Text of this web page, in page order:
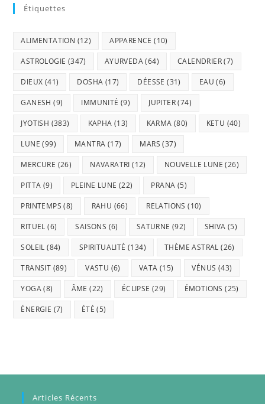
Étiquettes
ALIMENTATION (12) APPARENCE (10)
ASTROLOGIE (347) AYURVEDA(64) CALENDRIER(7)
DIEUX (41) DOSHA (17) DÉESSE (31) EAU (6)
GANESH (9) IMMUNITÉ (9) JUPITER(74)
JYOTISH (383) KAPHA (13) KARMA (80) KETU (40)
LUNE (99) MANTRA (17) MARS (37)
MERCURE (26) NAVARATRI (12) NOUVELLE LUNE (26)
PITTA (9) PLEINE LUNE (22) PRANA (5)
PRINTEMPS (8) RAHU (66) RELATIONS (10)
RITUEL (6) SAISONS (6) SATURNE (92) SHIVA (5)
SOLEIL (84) SPIRITUALITÉ (134) THÈME ASTRAL (26)
TRANSIT (89) VASTU (6) VATA (15) VÉNUS (43)
YOGA(8) ÂME (22) ÉCLIPSE (29) ÉMOTIONS (25)
ÉNERGIE (7) ÉTÉ (5)
Articles Récents